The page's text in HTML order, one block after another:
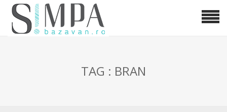
TAG : BRAN